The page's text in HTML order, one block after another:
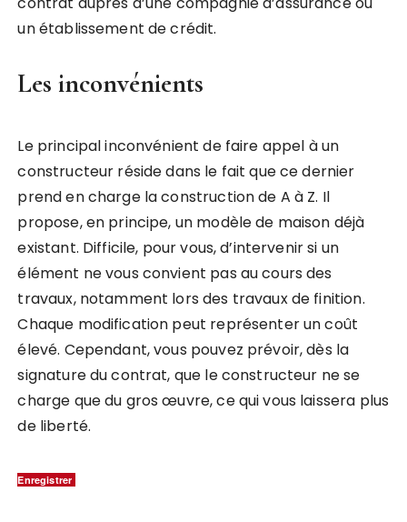
un établissement de crédit.
Les inconvénients
Le principal inconvénient de faire appel à un
constructeur réside dans le fait que ce dernier
prend en charge la construction de A à Z. Il
propose, en principe, un modèle de maison déjà
existant. Difficile, pour vous, d’intervenir si un
élément ne vous convient pas au cours des
travaux, notamment lors des travaux de finition.
Chaque modification peut représenter un coût
élevé. Cependant, vous pouvez prévoir, dès la
signature du contrat, que le constructeur ne se
charge que du gros œuvre, ce qui vous laissera plus
de liberté.
Enregistrer